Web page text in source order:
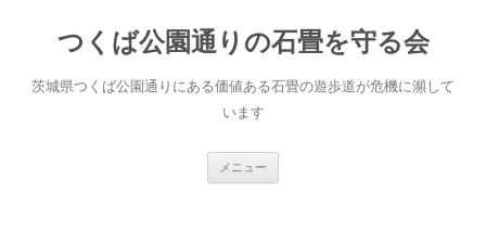
へ
ス
つくば公園通りの石畳を守る会
茨城県つくば公園通りにある価値ある石畳の遊歩道が危機に瀕して
います
メニュー